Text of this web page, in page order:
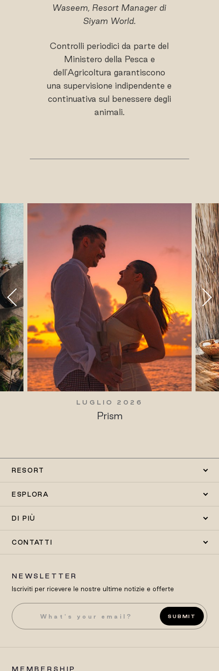
Waseem, Resort Manager di
Siyam World.
Controlli periodici da parte del
Ministero della Pesca e
dell'Agricoltura garantiscono
una supervisione indipendente e
continuativa sul benessere degli
animali.
LUGLIO 2026
Prism
RESORT
ESPLORA
DI PIÙ
CONTATTI
NEWSLETTER
Iscriviti per ricevere le nostre ultime notizie e offerte
SUBMIT
MEMBERSHIP